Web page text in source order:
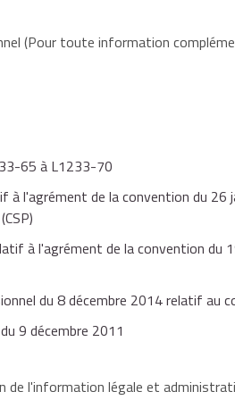
prévu est assimilée à un refus du
par les dispositifs suivants :
au compte personnel de formation
réaliser des périodes d'activités
du nombre de jours durant
et de formation (ou ne s'y
d'emploi,
ou présente de fausses
(Pour toute information
65 à L1233-70
à l'agrément de la convention du
à l'agrément de la convention du
du 8 décembre 2014 relatif au
9 décembre 2011
l'information légale et